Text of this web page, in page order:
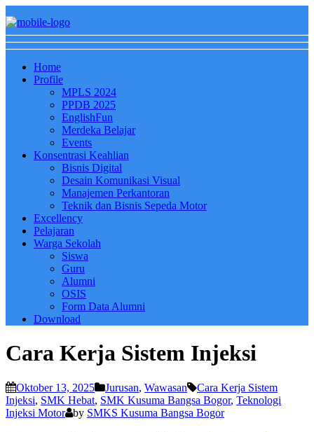
Home
Profile
MPLS 2024
PPDB 2025
EnglishFun
Merdeka Belajar
Events
Konsentrasi Keahlian
Bisnis Digital
Desain Komunikasi Visual
Manajemen Perkantoran
Teknik dan Bisnis Sepeda Motor
Excellency
Pelajaran
Warga Sekolah
Siswa
Guru
Alumni
OSIS
Form Data Alumni
Download
Cara Kerja Sistem Injeksi
Oktober 13, 2025 Jurusan, Wawasan
Cara Kerja Sistem
Injeksi, SMK Hebat, SMK Kusuma Bangsa Bogor, Teknologi
Injeksi Motor
by SMKS Kusuma Bangsa Bogor